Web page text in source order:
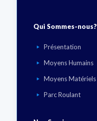
Qui Sommes-nous?
Présentation
Moyens Humains
Moyens Matériels
Parc Roulant